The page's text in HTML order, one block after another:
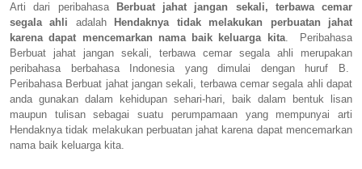
Arti dari peribahasa
Berbuat jahat jangan sekali, terbawa cemar
segala ahli adalah
Hendaknya tidak melakukan perbuatan jahat
karena dapat mencemarkan nama baik keluarga kita. Peribahasa
Berbuat jahat jangan sekali, terbawa cemar segala ahli merupakan
peribahasa berbahasa Indonesia yang dimulai dengan huruf B.
Peribahasa Berbuat jahat jangan sekali, terbawa cemar segala ahli dapat
anda gunakan dalam kehidupan sehari-hari, baik dalam bentuk lisan
maupun tulisan sebagai suatu perumpamaan yang mempunyai arti
Hendaknya tidak melakukan perbuatan jahat karena dapat mencemarkan
nama baik keluarga kita.